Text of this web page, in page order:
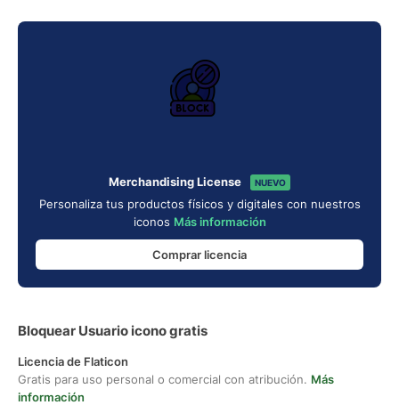
Merchandising License NUEVO
Personaliza tus productos físicos y digitales con nuestros
iconos Más información
Comprar licencia
Bloquear Usuario icono gratis
Licencia de Flaticon
Gratis para uso personal o comercial con atribución. Más
información